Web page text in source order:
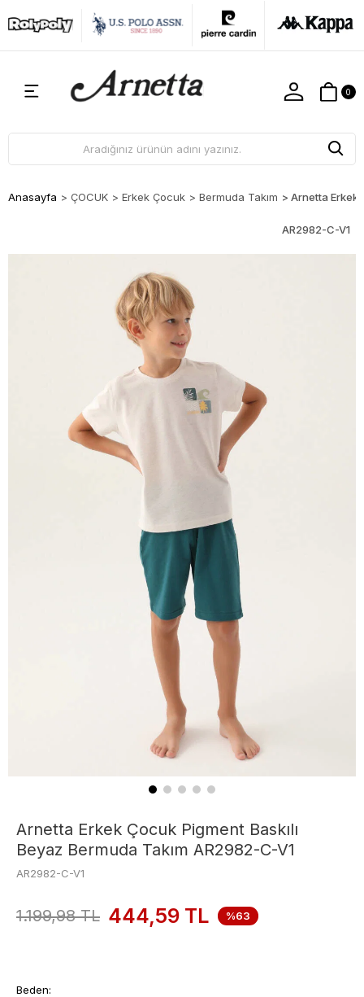
0
Anasayfa > ÇOCUK > Erkek Çocuk > Bermuda Takım > Arnetta Erkek
AR2982-C-V1
Arnetta Erkek Çocuk Pigment Baskılı
Beyaz Bermuda Takım AR2982-C-V1
AR2982-C-V1
1.199,98TL 444,59 TL %63
Beden: